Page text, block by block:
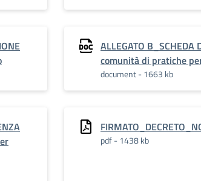
ALLEGATO B_SCHEDA
comunità di pratiche
document - 1663 kb
pdf - 1438 kb